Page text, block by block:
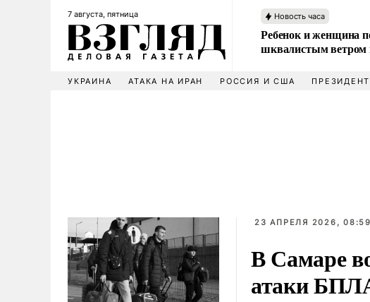
7 августа, пятница Новость часа
Ребенок и женщина
шквалистым ветром
УКРАИНА АТАКА НА ИРАН РОССИЯ И США
23 АПРЕЛЯ 2026,
В Самаре
атаки